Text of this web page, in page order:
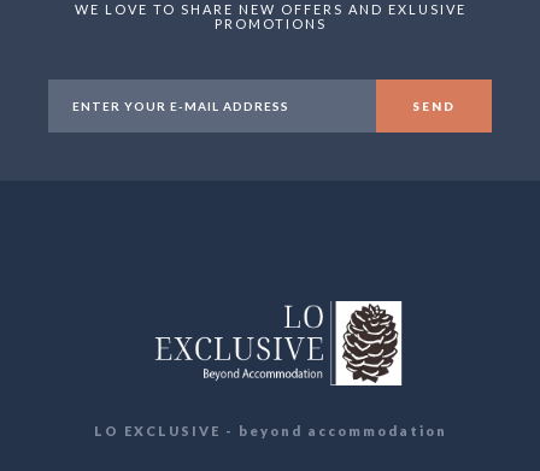
WE LOVE TO SHARE NEW OFFERS AND EXLUSIVE
PROMOTIONS
LO EXCLUSIVE - beyond accommodation